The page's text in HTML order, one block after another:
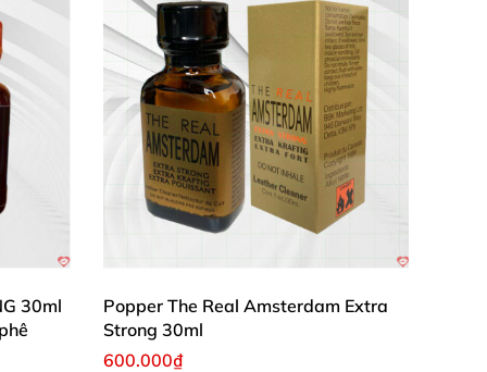
, không gây đau đầu sau khi sử dụng
chọn tuyệt vời cho một cuộc “yêu” thăng
để không bị “sốc” bạn
30ml
Popper The Real Amsterdam Extra
Strong 30ml
600.000₫